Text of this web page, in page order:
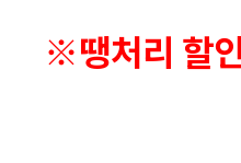
※땡처리 할